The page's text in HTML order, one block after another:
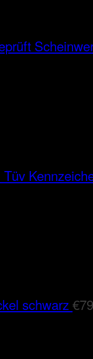
schwarz€